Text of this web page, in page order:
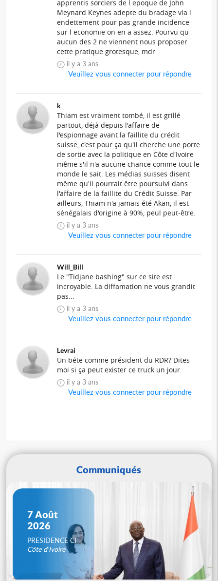
apprentis sorciers de l epoque de John
Meynard Keynes adepte du bradage via l
endettement pour pas grande incidence
sur l economie on en a assez. Pourvu qu
aucun des 2 ne viennent nous proposer
cette pratique grotesque, mdr
il y a 3 ans
Veuillez vous connecter pour répondre
k
Thiam est vraiment tombé, il est grillé
partout, déjà depuis l'affaire de
l'espionnage avant la faillite du crédit
suisse, c'est pour ça qu'il cherche une porte
de sortie avec la politique en Côte d'Ivoire
même s'il n'a aucune chance comme tout le
monde le sait. Les médias suisses disent
même qu'il pourrait être poursuivi dans
l'affaire de la faillite du Crédit Suisse. Par
ailleurs, Thiam n'a jamais été Akan, il est
sénégalais d'origine à 90%, peul peut-être.
il y a 3 ans
Veuillez vous connecter pour répondre
Will_Bill
Le "Tidjane bashing" sur ce site est
incroyable. La diffamation ne vous grandit
pas...
il y a 3 ans
Veuillez vous connecter pour répondre
Levrai
Un béte comme président du RDR? Dites
moi si ça peut exister ce truck un jour.
il y a 3 ans
Veuillez vous connecter pour répondre
Communiqués
7 Août
2026
PRESIDENCE CI
Côte d'Ivoire